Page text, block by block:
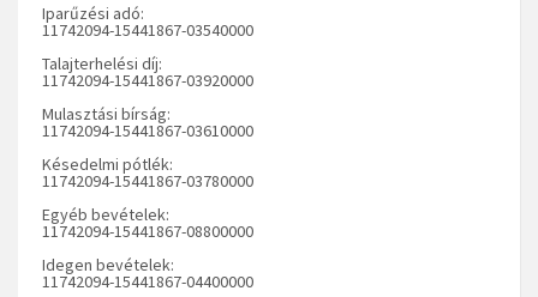
Iparűzési adó:
11742094-15441867-03540000
Talajterhelési díj:
11742094-15441867-03920000
Mulasztási bírság:
11742094-15441867-03610000
Késedelmi pótlék:
11742094-15441867-03780000
Egyéb bevételek:
11742094-15441867-08800000
Idegen bevételek:
11742094-15441867-04400000